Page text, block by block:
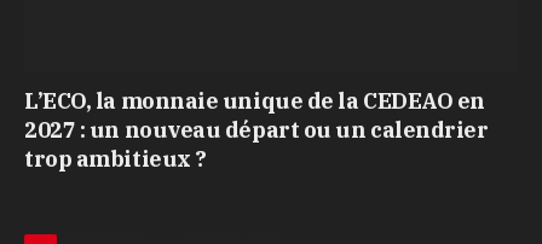
L’ECO, la monnaie unique de la CEDEAO en
2027 : un nouveau départ ou un calendrier
trop ambitieux ?